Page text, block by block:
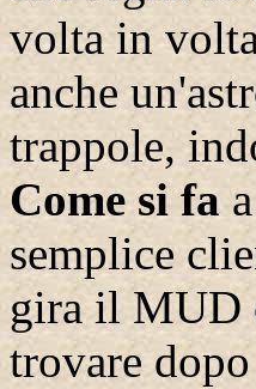
volta in volta
anche
trappole,
Come si fa
semplice
gira il MUD
trovare